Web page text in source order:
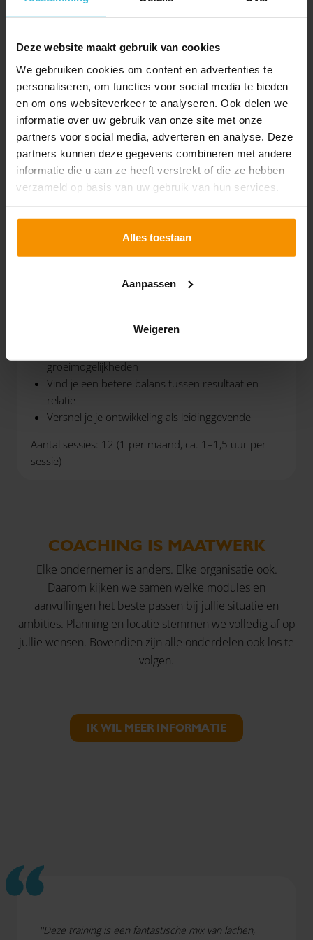
Deze website maakt gebruik van cookies
We gebruiken cookies om content en advertenties te
personaliseren, om functies voor social media te bieden
en om ons websiteverkeer te analyseren. Ook delen we
informatie over uw gebruik van onze site met onze
partners voor social media, adverteren en analyse. Deze
partners kunnen deze gegevens combineren met andere
informatie die u aan ze heeft verstrekt of die ze hebben
verzameld op basis van uw gebruik van hun services.
Alles toestaan
Aanpassen
Weigeren
Persoonlijke begeleiding van leidinggevenden
Goed leiderschap ontwikkel je niet in één dag. Het
vraagt om reflectie, feedback en begeleiding in de
praktijk. Met ons mentorprogramma bieden we
leidinggevenden persoonlijke coaching, afgestemd op
hun eigen vraagstukken en uitdagingen.
Met individuele coaching werk je gericht aan je eigen
leiderschapsstijl, ontdek je persoonlijke valkuilen en
tussen resultaat en relatie, zodat je effectiever én met
meer vertrouwen leidinggeeft.
Na afloop van deze module:
groeimogelijkheden
Vind je een betere balans tussen resultaat en
relatie
Versnel je je ontwikkeling als leidinggevende
Aantal sessies: 12 (1 per maand, ca. 1–1,5 uur per
sessie)
COACHING IS MAATWERK
Elke ondernemer is anders. Elke organisatie ook.
Daarom kijken we samen welke modules en
aanvullingen het beste passen bij jullie situatie en
ambities. Planning en locatie stemmen we volledig af op
jullie wensen. Bovendien zijn alle onderdelen ook los te
volgen.
IK WIL MEER INFORMATIE
''Deze training is een fantastische mix van lachen,